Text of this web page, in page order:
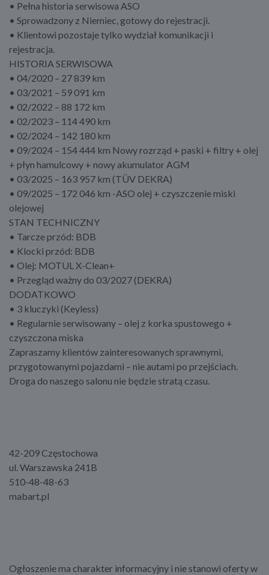
• Pełna historia serwisowa ASO
• Sprowadzony z Niemiec, gotowy do rejestracji.
• Klientowi pozostaje tylko wydział komunikacji i
rejestracja.
HISTORIA SERWISOWA
• 04/2020 – 27 839 km
• 03/2021 – 59 091 km
• 02/2022 – 88 172 km
• 02/2023 – 114 490 km
• 02/2024 – 142 180 km
• 09/2024 – 154 444 km Nowy rozrząd + paski + filtry + olej
+ płyn hamulcowy + nowy akumulator AGM
• 03/2025 – 163 957 km (TÜV DEKRA)
• 09/2025 – 172 046 km -ASO olej + czyszczenie miski
olejowej
STAN TECHNICZNY
• Tarcze przód: BDB
• Klocki przód: BDB
• Olej: MOTUL X-Clean+
• Przegląd ważny do 03/2027 (DEKRA)
DODATKOWO
• 3 kluczyki (Keyless)
• Regularnie serwisowany – olej z korka spustowego +
czyszczona miska
Zapraszamy klientów zainteresowanych sprawnymi,
przygotowanymi pojazdami – nie autami po przejściach.
Droga do naszego salonu nie będzie stratą czasu.
42-209 Częstochowa
ul. Warszawska 241B
510-48-48-63
mabart.pl
Ogłoszenie ma charakter informacyjny i nie stanowi oferty w